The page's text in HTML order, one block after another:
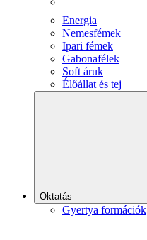
Energia
Nemesfémek
Ipari fémek
Gabonafélek
Soft áruk
Élőállat és tej
Oktatás
Gyertya formációk